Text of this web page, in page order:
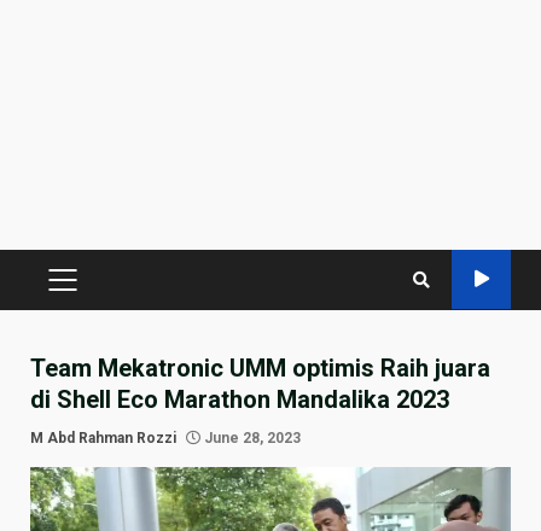
PRIMARY
Team Mekatronic UMM optimis Raih juara
di Shell Eco Marathon Mandalika 2023
M Abd Rahman Rozzi June 28, 2023